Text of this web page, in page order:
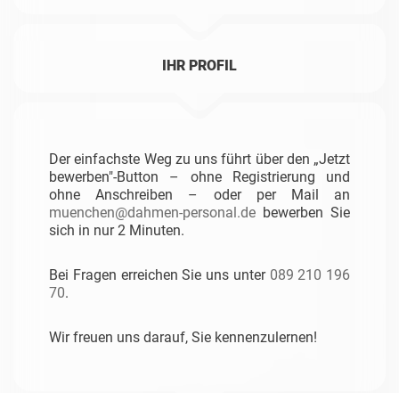
IHR PROFIL
Der einfachste Weg zu uns führt über den „Jetzt
bewerben"-Button – ohne Registrierung und
ohne Anschreiben – oder per Mail an
muenchen@dahmen-personal.de bewerben Sie
sich in nur 2 Minuten.
Bei Fragen erreichen Sie uns unter 089 210 196
70.
Wir freuen uns darauf, Sie kennenzulernen!